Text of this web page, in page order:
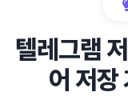
텔레그램
어 저장